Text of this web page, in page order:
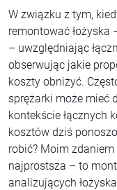
W związku z tym,
remontować łożyska
– uwzględniając
obserwując jakie
koszty obniżyć.
sprężarki może mieć
kontekście łącznych
kosztów dziś
robić? Moim
najprostsza – to
analizujących